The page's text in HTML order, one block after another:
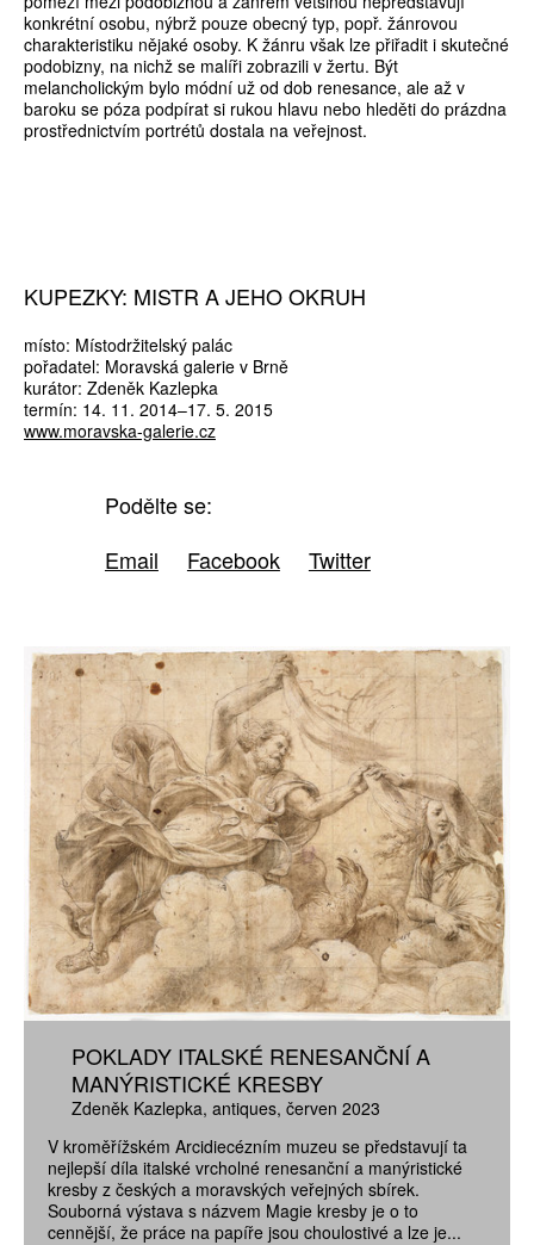
konkrétní osobu, nýbrž pouze obecný typ, popř. žánrovou
charakteristiku nějaké osoby. K žánru však lze přiřadit i skutečné
podobizny, na nichž se malíři zobrazili v žertu. Být
melancholickým bylo módní už od dob renesance, ale až v
baroku se póza podpírat si rukou hlavu nebo hleděti do prázdna
prostřednictvím portrétů dostala na veřejnost.
KUPEZKY: MISTR A JEHO OKRUH
místo: Místodržitelský palác
pořadatel: Moravská galerie v Brně
kurátor: Zdeněk Kazlepka
termín: 14. 11. 2014–17. 5. 2015
www.moravska-galerie.cz
Podělte se:
Email
Facebook Twitter
POKLADY ITALSKÉ RENESANČNÍ A
MANÝRISTICKÉ KRESBY
Zdeněk Kazlepka antiques červen 2023
V kroměřížském Arcidiecézním muzeu se představují ta
nejlepší díla italské vrcholné renesanční a manýristické
kresby z českých a moravských veřejných sbírek.
Souborná výstava s názvem Magie kresby je o to
cennější, že práce na papíře jsou choulostivé a lze je...